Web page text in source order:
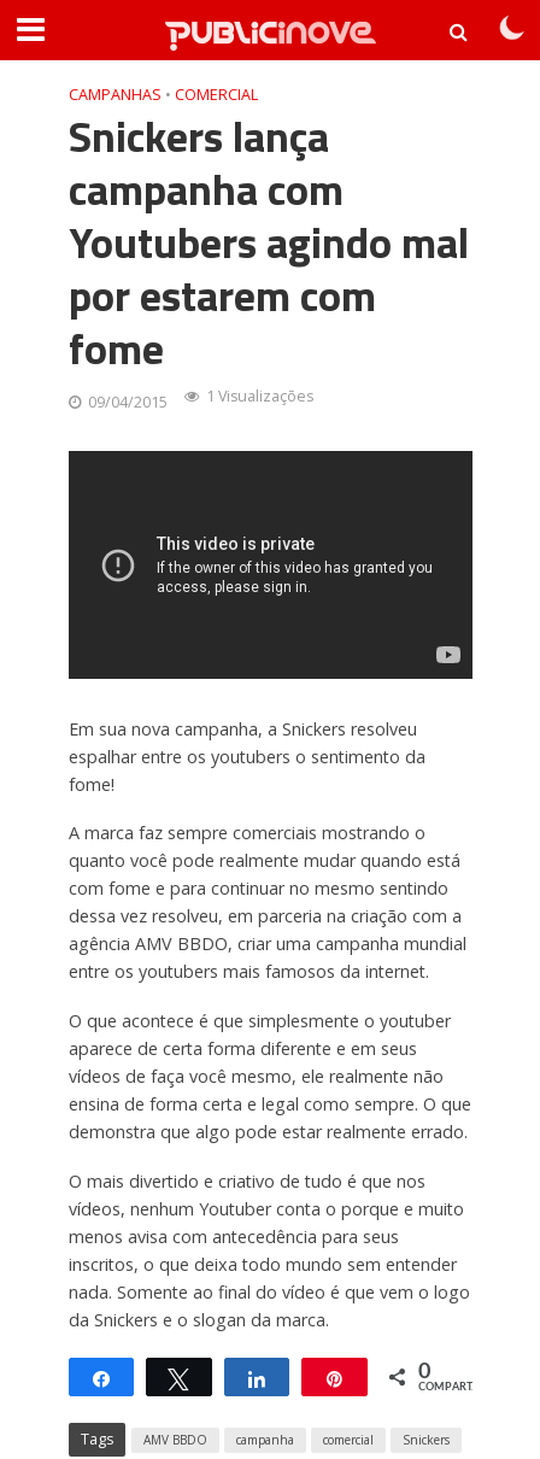
CAMPANHAS • COMERCIAL
Snickers lança
campanha com
Youtubers agindo mal
por estarem com
fome
09/04/2015 1 Visualizações
Em sua nova campanha, a Snickers resolveu
espalhar entre os youtubers o sentimento da
fome!
A marca faz sempre comerciais mostrando o
quanto você pode realmente mudar quando está
com fome e para continuar no mesmo sentindo
dessa vez resolveu, em parceria na criação com a
agência AMV BBDO, criar uma campanha mundial
entre os youtubers mais famosos da internet.
O que acontece é que simplesmente o youtuber
aparece de certa forma diferente e em seus
vídeos de faça você mesmo, ele realmente não
ensina de forma certa e legal como sempre. O que
demonstra que algo pode estar realmente errado.
O mais divertido e criativo de tudo é que nos
vídeos, nenhum Youtuber conta o porque e muito
menos avisa com antecedência para seus
inscritos, o que deixa todo mundo sem entender
nada. Somente ao final do vídeo é que vem o logo
da Snickers e o slogan da marca.
CompartilharTwittar Compartilhar 0
COMPART.
Tags AMV BBDO campanha comercial
Snickers